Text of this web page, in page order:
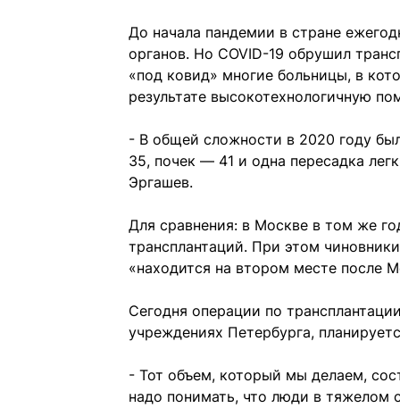
До начала пандемии в стране
органов. Но COVID-19 обрушил
«под ковид» многие больницы, в
результате высокотехнологичную
- В общей сложности в 2020 году
35, почек — 41 и одна пересадка
Эргашев.
Для сравнения: в Москве в том же
трансплантаций. При этом
«находится на втором месте после
Сегодня операции по
учреждениях Петербурга,
- Тот объем, который мы делаем,
надо понимать, что люди в тяжелом